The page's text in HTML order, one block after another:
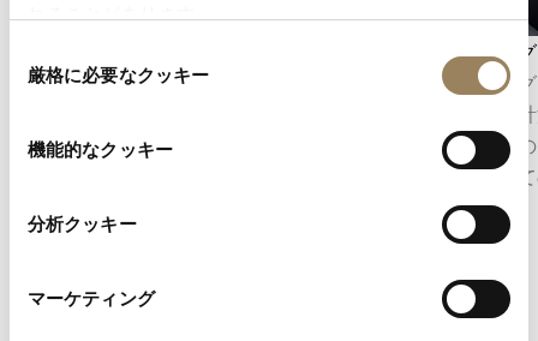
厳格に必要なクッキー
機能的なクッキー
分析クッキー
マーケティング
秒表示は、時の流れを正確に把握することを可
ンターセコンドとして表示される場合もあれ
もあります。
クロノ
クロノ
精密に
は、そ
械とし